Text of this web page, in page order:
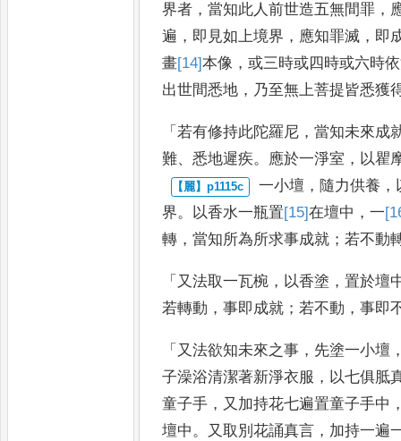
界者 ，當知此人前世造五無間罪 ，
遍 ， 即見如上境界 ， 應知罪滅 ， 即
畫[14]本像 ，或三時或四時或六時
出世間悉地 ， 乃至無上菩提皆悉獲
「若有修持此陀羅尼 ，當知未來成
難、悉地遲疾。 應於一淨室 ， 以瞿
一小壇 ， 隨力供養 ，
界。 以香水一瓶置[15]在壇中 ，一
轉 ，當知所為所求事成就 ；若不動
「 又法取一瓦椀 ， 以香塗 ，置於壇
若轉動 ，事即成就 ；若不動 ，事即
「 又法欲知未來之事 ， 先塗一小壇
子澡浴清潔著新淨衣服 ， 以七俱胝
童子手 ， 又加持花七遍置童子手中
壇中。 又取別花誦真言 ， 加持一遍